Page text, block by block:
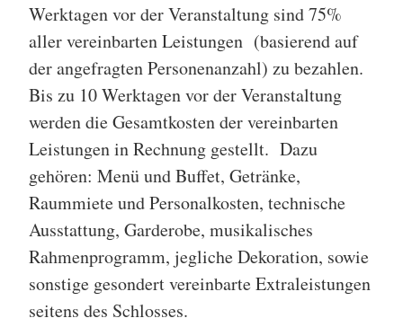
Werktagen vor der Veranstaltung sind 75%
aller vereinbarten Leistungen (basierend auf
der angefragten Personenanzahl) zu bezahlen.
Bis zu 10 Werktagen vor der Veranstaltung
werden die Gesamtkosten der vereinbarten
Leistungen in Rechnung gestellt. Dazu
gehören: Menü und Buffet, Getränke,
Raummiete und Personalkosten, technische
Ausstattung, Garderobe, musikalisches
Rahmenprogramm, jegliche Dekoration, sowie
sonstige gesondert vereinbarte Extraleistungen
seitens des Schlosses.